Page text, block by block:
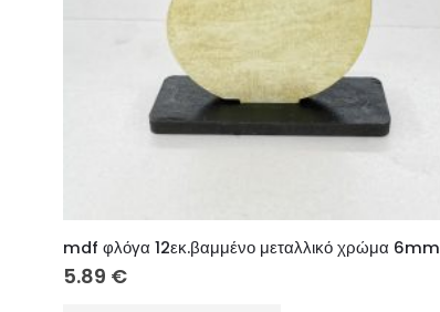
mdf φλόγα 12εκ.βαμμένο μεταλλικό χρώμα 6mm
5.89 €